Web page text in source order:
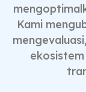
Kami